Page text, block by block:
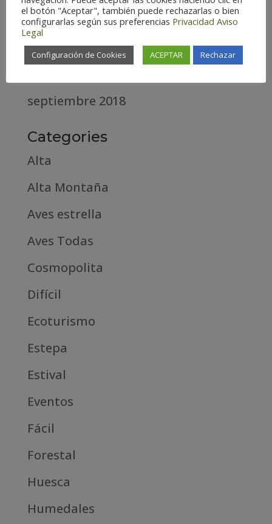
abril 2020
marzo 2020
septiembre 2018
Categories
Alta
Alta Montaña
Aves estrella
Aves Todas
Cosmopolita
Difícil
Ecoturismo
Estepa
Estival
Eventos
Fácil
Forestal
Huesca
Humedales
el botón "Aceptar", también puede rechazarlas o bien
configurarlas según sus preferencias Privacidad Aviso
Legal
Configuración de Cookies ACEPTAR Rechazar